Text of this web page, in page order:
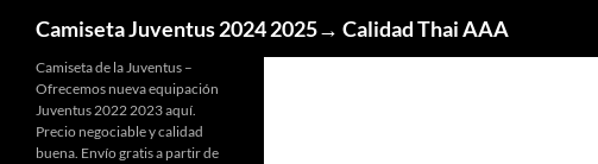
Camiseta Juventus 2024 2025→ Calidad Thai AAA
Camiseta de la Juventus –
Ofrecemos nueva equipación
Juventus 2022 2023 aquí.
Precio negociable y calidad
buena. Envío gratis a partir de